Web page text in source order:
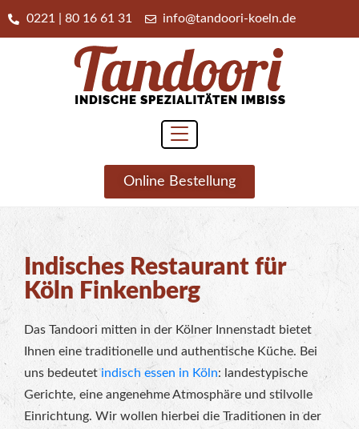
0221 | 80 16 61 31 info@tandoori-koeln.de
Online Bestellung
Indisches Restaurant für
Köln Finkenberg
Das Tandoori mitten in der Kölner Innenstadt bietet
Ihnen eine traditionelle und authentische Küche. Bei
uns bedeutetindisch essen in Köln: landestypische
Gerichte, eine angenehme Atmosphäre und stilvolle
Einrichtung. Wir wollen hierbei die Traditionen in der